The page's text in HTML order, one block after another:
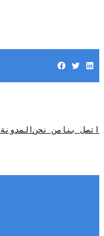
Facebook Twitter LinkedIn
المدونةمن نحن اتصل بنا